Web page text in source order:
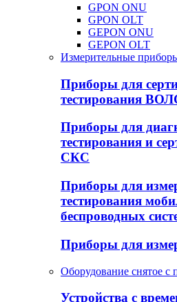
GPON ONU
GPON OLT
GEPON ONU
GEPON OLT
Измерительные
Приборы для
тестирования
Приборы для
тестирования и
СКС
Приборы для
тестирования
беспроводных
Приборы для
Оборудование снятое с
Устройства с